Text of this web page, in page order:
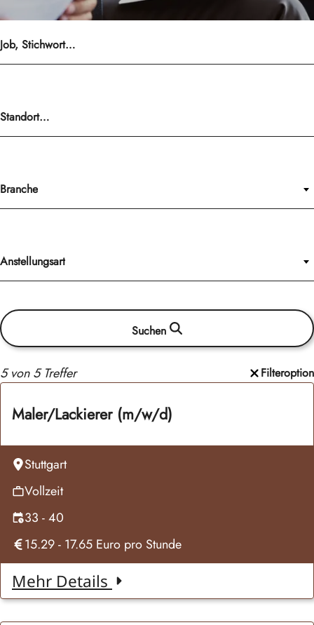
Branche
Anstellungsart
Suchen
5 von 5 Treffer Filteroption
Maler/Lackierer (m/w/d)
Stuttgart
Vollzeit
33 - 40
15.29- 17.65 Euro pro Stunde
Mehr Details